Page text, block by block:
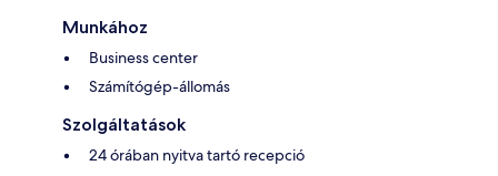
Munkához
Business center
Számítógép-állomás
Szolgáltatások
24 órában nyitva tartó recepció